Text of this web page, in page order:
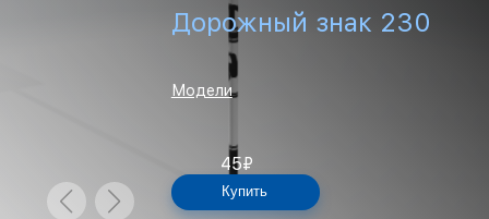
Дорожный знак 230
Модели
45₽
Купить